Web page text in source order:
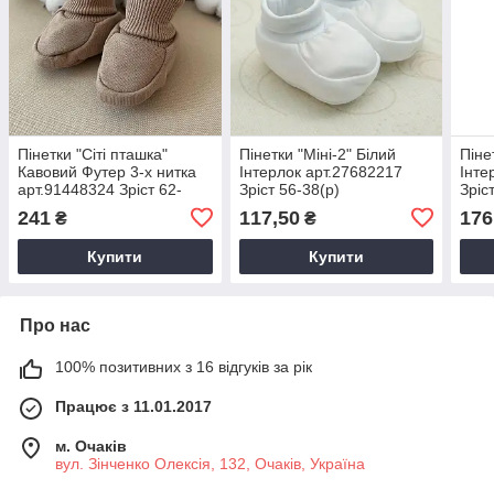
Пінетки "Сіті пташка"
Кавовий Футер 3-х нитка
арт.91448324 Зріст 62-
241 ₴
Купити
Пінетки "Міні-2" Білий
Інтерлок арт.27682217
Зріст 56-38(р)
117,50₴
Купити
176
Про нас
100% позитивних з 16 відгуків за рік
Працює з 11.01.2017
м. Очаків
вул. Зінченко Олексія, 132, Очаків, Україна